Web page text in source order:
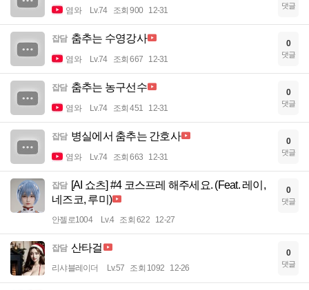
염와 Lv.74 조회 900 12-31 댓글
잡담 춤추는 수영강사
염와 Lv.74 조회 667 12-31
0
댓글
잡담 춤추는 농구선수
염와 Lv.74 조회 451 12-31
0
댓글
잡담 병실에서 춤추는 간호사
염와 Lv.74 조회 663 12-31
0
댓글
잡담 [AI 쇼츠] #4 코스프레 해주세요. (Feat. 레이,
네즈코, 루미)
안젤로1004 Lv.4 조회 622 12-27
0
댓글
잡담 산타걸
리샤블레이더 Lv.57 조회 1092 12-26
0
댓글